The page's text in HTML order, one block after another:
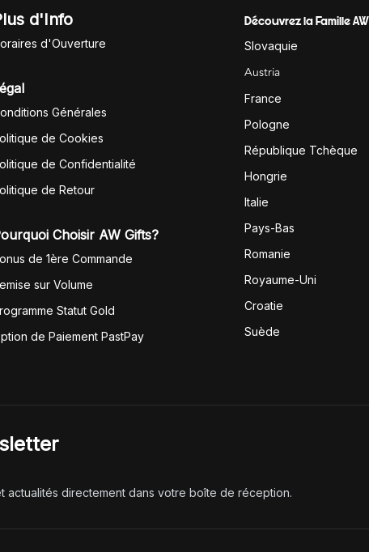
d'Info
d'Ouverture
Générales
de Cookies
de Confidentialité
de Retour
Choisir AW Gifts?
de 1ère Commande
sur Volume
Statut Gold
de Paiement PastPay
Découvrez la Famille AW
Slovaquie
Austria
France
Pologne
République Tchèque
Hongrie
Italie
Pays-Bas
Romanie
Royaume-Uni
Croatie
Suède
actualités directement dans votre boîte de réception.